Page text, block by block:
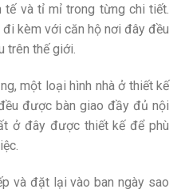
và tỉ mỉ trong từng chi tiết.
kèm với căn hộ nơi đây đều
trên thế giới.
một loại hình nhà ở thiết kế
được bàn giao đầy đủ nội
ở đây được thiết kế để phù
và đặt lại vào ban ngày sao